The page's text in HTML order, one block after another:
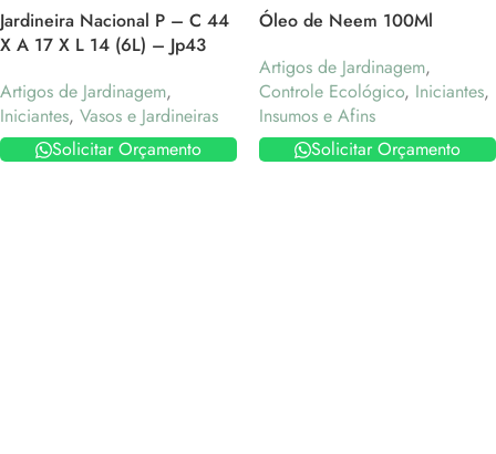
Jardineira Nacional P – C 44
X A 17 X L 14 (6L) – Jp43
Artigos de Jardinagem,
Iniciantes, Vasos e Jardineiras
Solicitar Orçamento
Óleo de Neem 100Ml
Artigos de Jardinagem,
Controle Ecológico, Iniciantes,
Insumos e Afins
Solicitar Orçamento